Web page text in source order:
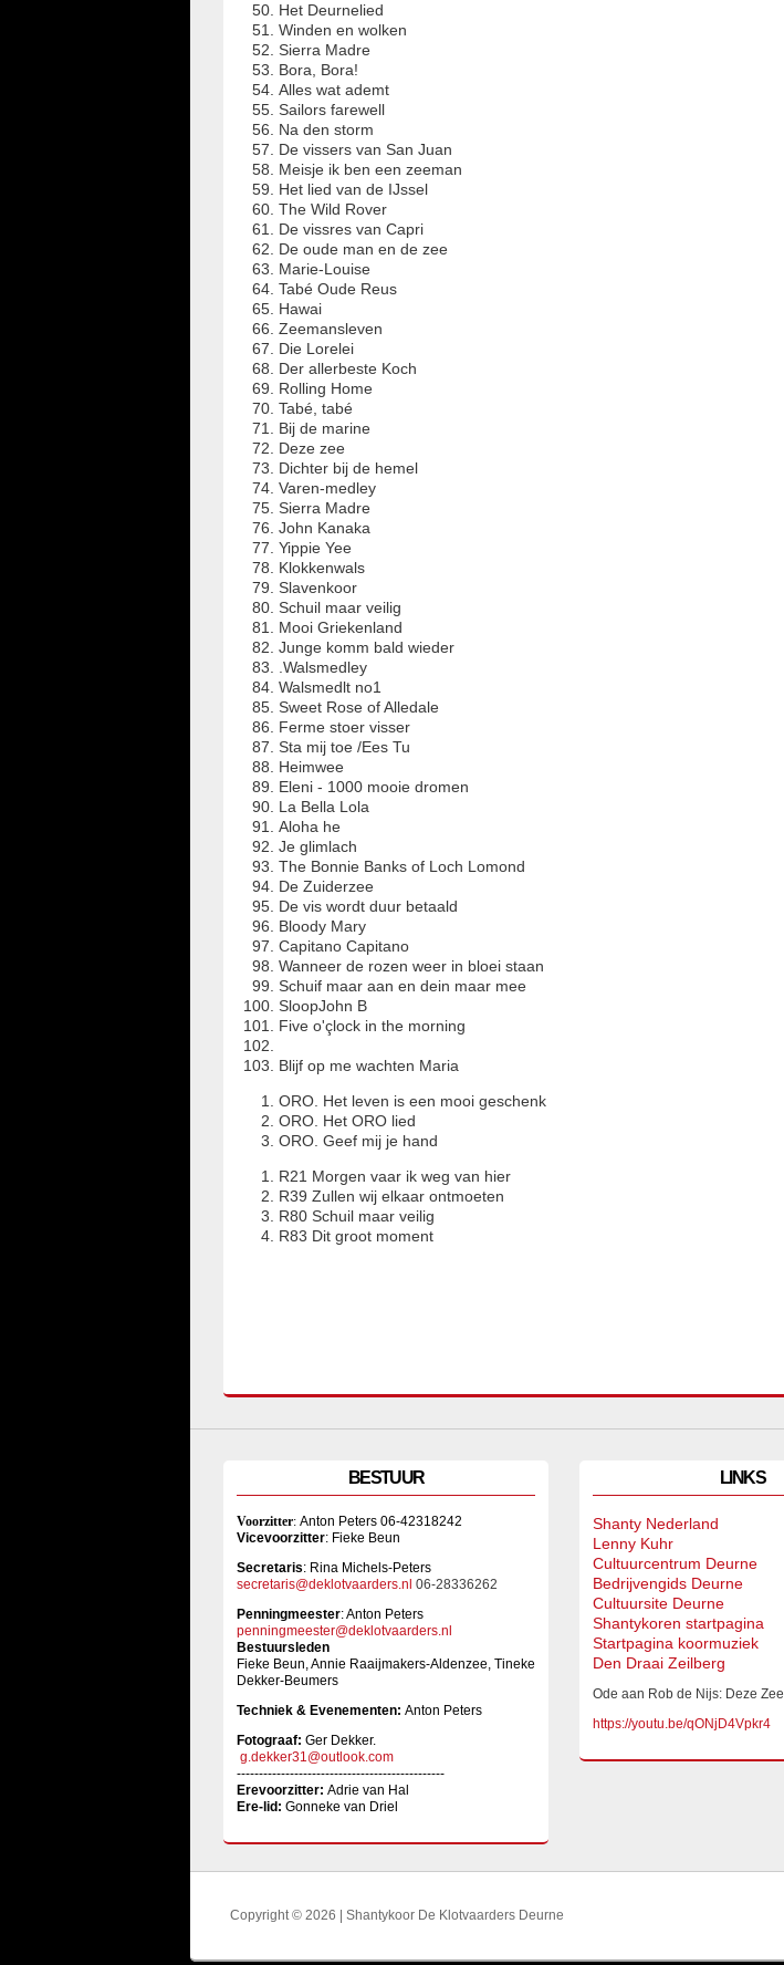
Het Deurnelied
Winden en wolken
Sierra Madre
Bora, Bora!
Alles wat ademt
Sailors farewell
Na den storm
De vissers van San Juan
Meisje ik ben een zeeman
Het lied van de IJssel
The Wild Rover
De vissres van Capri
De oude man en de zee
Marie-Louise
Tabé Oude Reus
Hawai
Zeemansleven
Die Lorelei
Der allerbeste Koch
Rolling Home
Tabé, tabé
Bij de marine
Deze zee
Dichter bij de hemel
Varen-medley
Sierra Madre
John Kanaka
Yippie Yee
Klokkenwals
Slavenkoor
Schuil maar veilig
Mooi Griekenland
Junge komm bald wieder
.Walsmedley
Walsmedlt no1
Sweet Rose of Alledale
Ferme stoer visser
Sta mij toe /Ees Tu
Heimwee
Eleni - 1000 mooie dromen
La Bella Lola
Aloha he
Je glimlach
The Bonnie Banks of Loch Lomond
De Zuiderzee
De vis wordt duur betaald
Bloody Mary
Capitano Capitano
Wanneer de rozen weer in bloei staan
Schuif maar aan en dein maar mee
SloopJohn B
Five o'çlock in the morning
Blijf op me wachten Maria
ORO. Het leven is een mooi geschenk
ORO. Het ORO lied
ORO. Geef mij je hand
R21 Morgen vaar ik weg van hier
R39 Zullen wij elkaar ontmoeten
R80 Schuil maar veilig
R83 Dit groot moment
BESTUUR
Voorzitter: Anton Peters 06-42318242
Vicevoorzitter: Fieke Beun
Secretaris: Rina Michels-Peters
secretaris@deklotvaarders.nl 06-28336262
Penningmeester: Anton Peters
penningmeester@deklotvaarders.nl
Bestuursleden
Fieke Beun, Annie Raaijmakers-Aldenzee, Tineke
Dekker-Beumers
Techniek & Evenementen: Anton Peters
Fotograaf: Ger Dekker.
g.dekker31@outlook.com
-----------------------------------------------
Erevoorzitter: Adrie van Hal
Ere-lid: Gonneke van Driel
LINKS
Shanty Nederland
Lenny Kuhr
Cultuurcentrum Deurne
Bedrijvengids Deurne
Cultuursite Deurne
Shantykoren startpagina
Startpagina koormuziek
Den Draai Zeilberg
Ode aan Rob de Nijs: Deze Zee
https://youtu.be/qONjD4Vpkr4
Copyright © 2026 | Shantykoor De Klotvaarders Deurne